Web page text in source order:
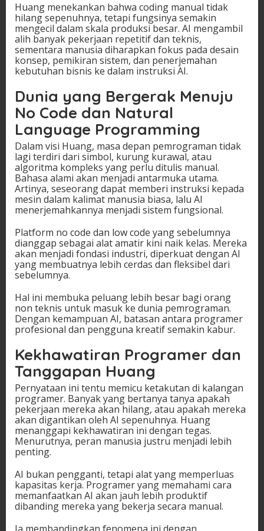
Huang menekankan bahwa coding manual tidak
hilang sepenuhnya, tetapi fungsinya semakin
mengecil dalam skala produksi besar. AI mengambil
alih banyak pekerjaan repetitif dan teknis,
sementara manusia diharapkan fokus pada desain
konsep, pemikiran sistem, dan penerjemahan
kebutuhan bisnis ke dalam instruksi AI.
Dunia yang Bergerak Menuju
No Code dan Natural
Language Programming
Dalam visi Huang, masa depan pemrograman tidak
lagi terdiri dari simbol, kurung kurawal, atau
algoritma kompleks yang perlu ditulis manual.
Bahasa alami akan menjadi antarmuka utama.
Artinya, seseorang dapat memberi instruksi kepada
mesin dalam kalimat manusia biasa, lalu AI
menerjemahkannya menjadi sistem fungsional.
Platform no code dan low code yang sebelumnya
dianggap sebagai alat amatir kini naik kelas. Mereka
akan menjadi fondasi industri, diperkuat dengan AI
yang membuatnya lebih cerdas dan fleksibel dari
sebelumnya.
Hal ini membuka peluang lebih besar bagi orang
non teknis untuk masuk ke dunia pemrograman.
Dengan kemampuan AI, batasan antara programer
profesional dan pengguna kreatif semakin kabur.
Kekhawatiran Programer dan
Tanggapan Huang
Pernyataan ini tentu memicu ketakutan di kalangan
programer. Banyak yang bertanya tanya apakah
pekerjaan mereka akan hilang, atau apakah mereka
akan digantikan oleh AI sepenuhnya. Huang
menanggapi kekhawatiran ini dengan tegas.
Menurutnya, peran manusia justru menjadi lebih
penting.
AI bukan pengganti, tetapi alat yang memperluas
kapasitas kerja. Programer yang memahami cara
memanfaatkan AI akan jauh lebih produktif
dibanding mereka yang bekerja secara manual.